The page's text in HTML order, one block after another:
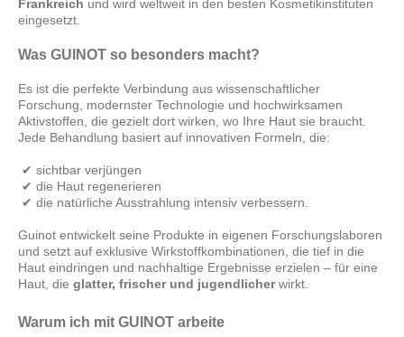
Frankreich und wird weltweit in den besten Kosmetikinstituten
eingesetzt.
Was GUINOT so besonders macht?
Es ist die perfekte Verbindung aus wissenschaftlicher
Forschung, modernster Technologie und hochwirksamen
Aktivstoffen, die gezielt dort wirken, wo Ihre Haut sie braucht.
Jede Behandlung basiert auf innovativen Formeln, die:
✔ sichtbar verjüngen
✔ die Haut regenerieren
✔ die natürliche Ausstrahlung intensiv verbessern.
Guinot entwickelt seine Produkte in eigenen Forschungslaboren
und setzt auf exklusive Wirkstoffkombinationen, die tief in die
Haut eindringen und nachhaltige Ergebnisse erzielen – für eine
Haut, die glatter, frischer und jugendlicherwirkt.
Warum ich mit GUINOT arbeite